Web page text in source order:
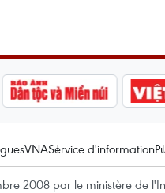
VNAService d'information
2008 par le ministère de